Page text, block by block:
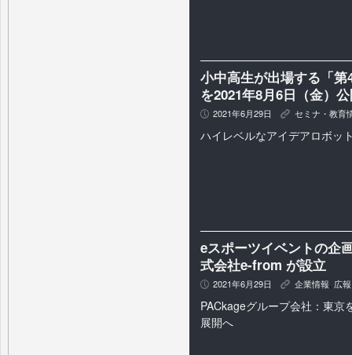
小中高生が出場する「
を2021年8月6日（金）
P 2021年6月29日 K セミナ・教育
ハイレベルなアイデアロボッ
eスポーツイベントの企
式会社e-from が設立
P 2021年6月29日 K 企業情報 広
PACkageグループ会社：東京
展開へ